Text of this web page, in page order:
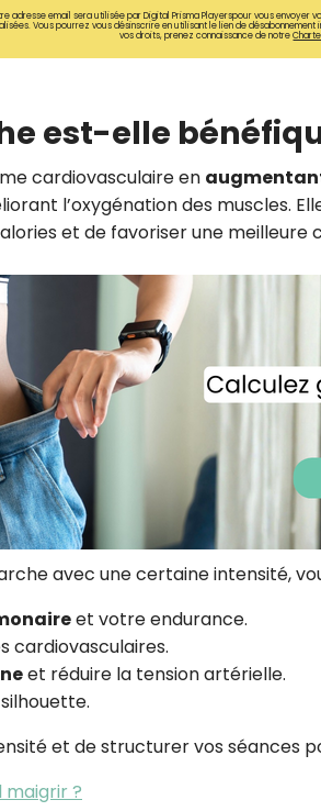
adresse email sera utilisée par Digital Prisma Playerspour vous envoyer
Vous pourrez vous désinscrire en utilisant le lien de
vos droits, prenez connaissance de notre
est-elle
cardiovasculaire en
l’oxygénation des muscles.
et de favoriser une meilleure
avec une certaine intensité,
et votre endurance.
cardiovasculaires.
et réduire la tension artérielle.
et de structurer vos séances
maigrir ?
!
Ainsi
Je
Votre
envoyer